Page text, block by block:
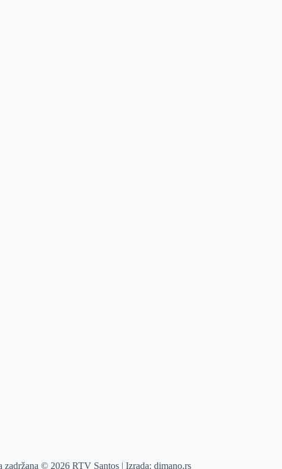
zadržana © 2026 RTV Santos | Izrada:dimano.rs